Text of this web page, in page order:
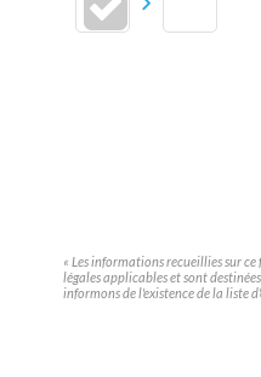
« Les informations recueillies sur
légales applicables et sont
informons de l'existence de la liste